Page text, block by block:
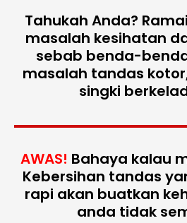
Tahukah Anda?
masalah kesihatan
sebab benda-
masalah tandas
singki
AWAS! Bahaya kalau
Kebersihan tandas
rapi akan buatkan
anda tidak